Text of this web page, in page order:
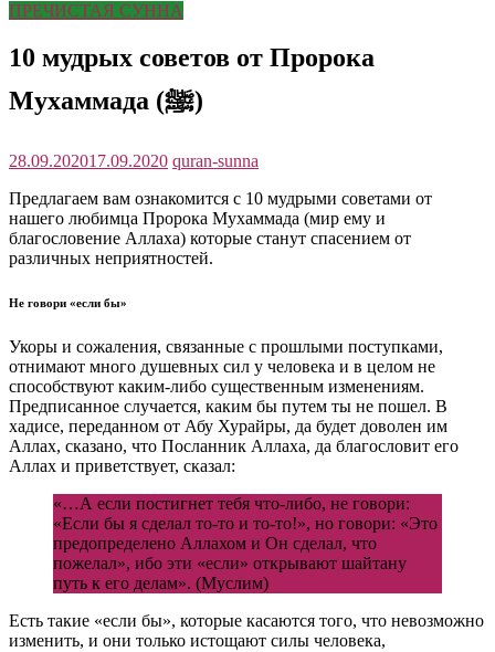
ПРЕЧИСТАЯ СУННА
10 мудрых советов от Пророка
Мухаммада (ﷺ)
28.09.202017.09.2020 quran-sunna
Предлагаем вам ознакомится с 10 мудрыми советами от
нашего любимца Пророка Мухаммада (мир ему и
благословение Аллаха) которые станут спасением от
различных неприятностей.
Не говори «если бы»
Укоры и сожаления, связанные с прошлыми поступками,
отнимают много душевных сил у человека и в целом не
способствуют каким-либо существенным изменениям.
Предписанное случается, каким бы путем ты не пошел. В
хадисе, переданном от Абу Хурайры, да будет доволен им
Аллах, сказано, что Посланник Аллаха, да благословит его
Аллах и приветствует, сказал:
«…А если постигнет тебя что-либо, не говори:
«Если бы я сделал то-то и то-то!», но говори: «Это
предопределено Аллахом и Он сделал, что
пожелал», ибо эти «если» открывают шайтану
путь к его делам». (Муслим)
Есть такие «если бы», которые касаются того, что невозможно
изменить, и они только истощают силы человека,